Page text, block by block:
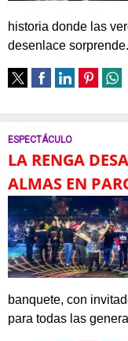
historia donde las
desenlace
ESPECTÁCULO
LA RENGA
ALMAS EN
banquete, con
para todas las